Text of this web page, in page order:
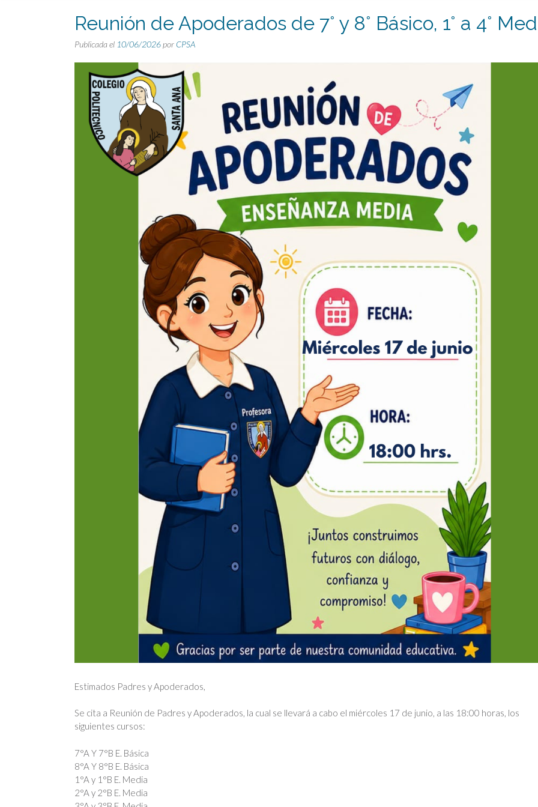
Reunión de Apoderados de 7° y 8° Básico, 1° a 4°
Publicada el 10/06/2026por CPSA
Estimados Padres y Apoderados,
Se cita a Reunión de Padres y Apoderados, la cual se llevará a cabo el miércoles 17 de junio, a las 18:00 horas, los
siguientes cursos:
7°A Y 7°B E. Básica
8°A Y 8°B E. Básica
1°A y 1°B E. Media
2°A y 2°B E. Media